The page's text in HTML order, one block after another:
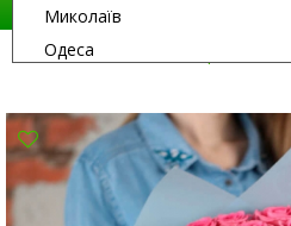
Миколаїв
Одеса
Рівне
Суми
Харків
Доставка Квітів